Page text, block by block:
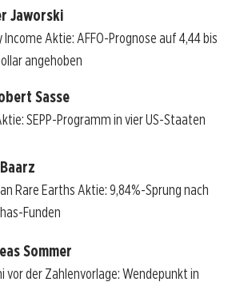
Jaworski
Income Aktie: AFFO-Prognose auf 4,44 bis
angehoben
Sasse
SEPP-Programm in vier US-Staaten
Rare Earths Aktie: 9,84%-Sprung nach
Funden
Sommer
vor der Zahlenvorlage: Wendepunkt in